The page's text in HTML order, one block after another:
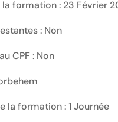
la formation : 23 Février
: Non
CPF : Non
la formation : 1 Journée